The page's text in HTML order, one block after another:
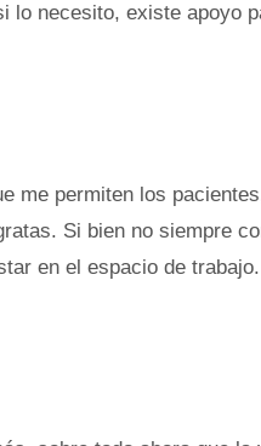
lo necesito, existe apoyo
me permiten los
Si bien no siempre
en el espacio de